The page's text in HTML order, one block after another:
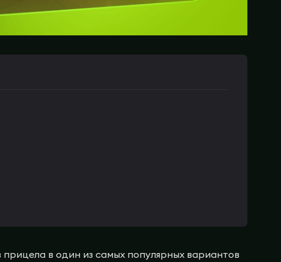
в один из самых популярных вариантов